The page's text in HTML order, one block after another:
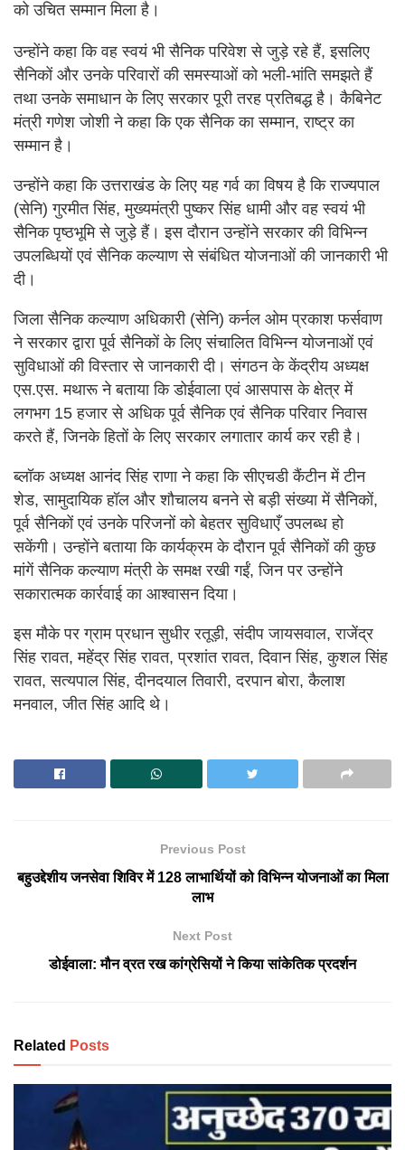
को उचित सम्मान मिला है।
उन्होंने कहा कि वह स्वयं भी सैनिक परिवेश से जुड़े रहे हैं, इसलिए
सैनिकों और उनके परिवारों की समस्याओं को भली-भांति समझते हैं
तथा उनके समाधान के लिए सरकार पूरी तरह प्रतिबद्ध है। कैबिनेट
मंत्री गणेश जोशी ने कहा कि एक सैनिक का सम्मान, राष्ट्र का
सम्मान है।
उन्होंने कहा कि उत्तराखंड के लिए यह गर्व का विषय है कि राज्यपाल
(सेनि) गुरमीत सिंह, मुख्यमंत्री पुष्कर सिंह धामी और वह स्वयं भी
सैनिक पृष्ठभूमि से जुड़े हैं। इस दौरान उन्होंने सरकार की विभिन्न
उपलब्धियों एवं सैनिक कल्याण से संबंधित योजनाओं की जानकारी भी
दी।
जिला सैनिक कल्याण अधिकारी (सेनि) कर्नल ओम प्रकाश फर्सवाण
ने सरकार द्वारा पूर्व सैनिकों के लिए संचालित विभिन्न योजनाओं एवं
सुविधाओं की विस्तार से जानकारी दी। संगठन के केंद्रीय अध्यक्ष
एस.एस. मथारू ने बताया कि डोईवाला एवं आसपास के क्षेत्र में
लगभग 15 हजार से अधिक पूर्व सैनिक एवं सैनिक परिवार निवास
करते हैं, जिनके हितों के लिए सरकार लगातार कार्य कर रही है।
ब्लॉक अध्यक्ष आनंद सिंह राणा ने कहा कि सीएचडी कैंटीन में टीन
शेड, सामुदायिक हॉल और शौचालय बनने से बड़ी संख्या में सैनिकों,
पूर्व सैनिकों एवं उनके परिजनों को बेहतर सुविधाएँ उपलब्ध हो
सकेंगी। उन्होंने बताया कि कार्यक्रम के दौरान पूर्व सैनिकों की कुछ
मांगें सैनिक कल्याण मंत्री के समक्ष रखी गईं, जिन पर उन्होंने
सकारात्मक कार्रवाई का आश्वासन दिया।
इस मौके पर ग्राम प्रधान सुधीर रतूड़ी, संदीप जायसवाल, राजेंद्र
सिंह रावत, महेंद्र सिंह रावत, प्रशांत रावत, दिवान सिंह, कुशल सिंह
रावत, सत्यपाल सिंह, दीनदयाल तिवारी, दरपान बोरा, कैलाश
मनवाल, जीत सिंह आदि थे।
Previous Post
बहुउद्देशीय जनसेवा शिविर में 128 लाभार्थियों को विभिन्न योजनाओं का मिला
लाभ
Next Post
डोईवाला: मौन व्रत रख कांग्रेसियों ने किया सांकेतिक प्रदर्शन
Related Posts